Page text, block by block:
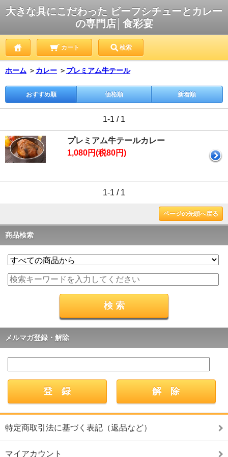
大きな具にこだわった ビーフシチューとカレー
の専門店│食彩宴
カート 検索
ホーム ＞ カレー ＞ プレミアム牛テール
おすすめ順 価格順 新着順
1-1 / 1
プレミアム牛テールカレー
1,080円(税80円)
1-1 / 1
ページの先頭へ戻る
商品検索
メルマガ登録・解除
特定商取引法に基づく表記（返品など）
マイアカウント